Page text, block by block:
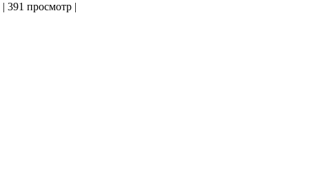
| 391 просмотр |